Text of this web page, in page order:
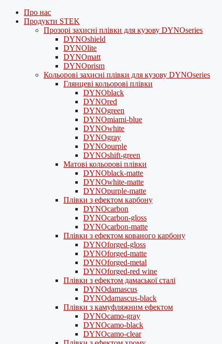
Про нас
Продукти STEK
Прозорі захисні плівки для кузову DYNOseries
DYNOshield
DYNOlite
DYNOmatt
DYNOprism
Кольорові захисні плівки для кузову DYNOseries
Глянцеві кольорові плівки
DYNOblack
DYNOred
DYNOgreen
DYNOmiami-blue
DYNOwhite
DYNOgray
DYNOpurple
DYNOshift-green
Матові кольорові плівки
DYNOblack-matte
DYNOwhite-matte
DYNOpurple-matte
Плівки з ефектом карбону
DYNOcarbon
DYNOcarbon-gloss
DYNOcarbon-matte
Плівки з ефектом кованого карбону
DYNOforged-gloss
DYNOforged-matte
DYNOforged-metal
DYNOforged-red wine
Плівки з ефектом дамаської сталі
DYNOdamascus
DYNOdamascus-black
Плівки з камуфляжним ефектом
DYNOcamo-gray
DYNOcamo-black
DYNOcamo-clear